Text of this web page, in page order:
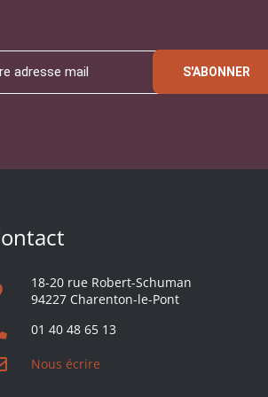
S'ABONNER
18-20 rue Robert-Schuman
94227 Charenton-le-Pont
01 40 48 65 13
Nous écrire